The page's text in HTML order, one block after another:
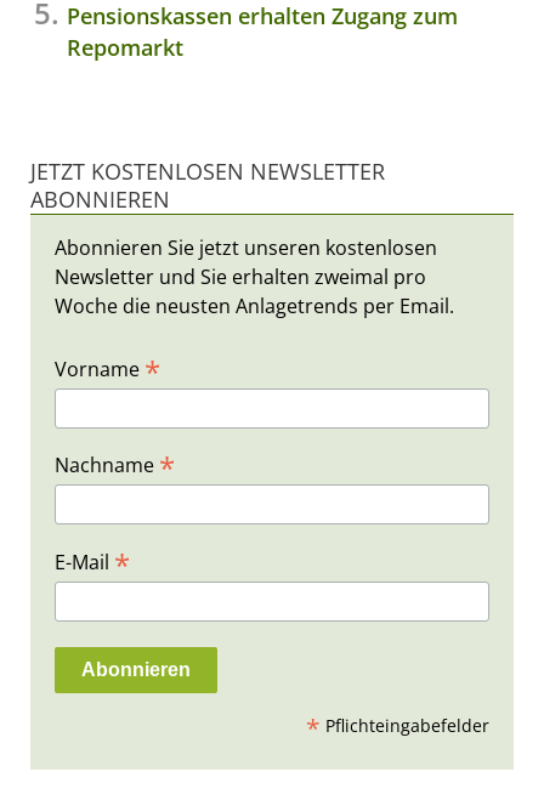
Pensionskassen erhalten Zugang zum
Repomarkt
JETZT KOSTENLOSEN NEWSLETTER
ABONNIEREN
Abonnieren Sie jetzt unseren kostenlosen
Newsletter und Sie erhalten zweimal pro
Woche die neusten Anlagetrends per Email.
Vorname*
Nachname *
E-Mail *
* Pflichteingabefelder